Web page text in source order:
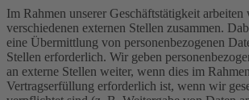
Im Rahmen unserer Geschäftstätigkeit
verschiedenen externen Stellen zusammen.
eine Übermittlung von personenbezogenen
Stellen erforderlich. Wir geben
an externe Stellen weiter, wenn dies im
Vertragserfüllung erforderlich ist, wenn wir